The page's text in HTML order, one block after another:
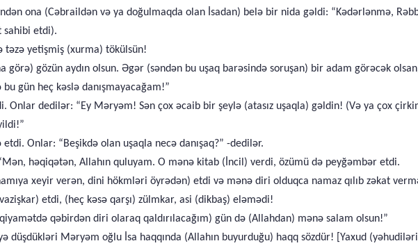
ona (Cəbraildən və ya doğulmaqda olan İsadan) belə bir nida gəldi: “Kədərlənmə,
sahibi etdi).
təzə yetişmiş (xurma) tökülsün!
görə) gözün aydın olsun. Əgər (səndən bu uşaq barəsində soruşan) bir adam görəcək
gün heç kəslə danışmayacağam!”
Onlar dedilər: “Ey Məryəm! Sən çox əcaib bir şeylə (atasız uşaqla) gəldin! (Və ya çox
Onlar: “Beşikdə olan uşaqla necə danışaq?” -dedilər.
həqiqətən, Allahın quluyam. O mənə kitab (İncil) verdi, özümü də peyğəmbər etdi.
xeyir verən, dini hökmləri öyrədən) etdi və mənə diri olduqca namaz qılıb zəkat
etdi, (heç kəsə qarşı) zülmkar, asi (dikbaş) eləmədi!
qəbirdən diri olaraq qaldırılacağım) gün də (Allahdan) mənə salam olsun!”
düşdükləri Məryəm oğlu İsa haqqında (Allahın buyurduğu) haqq sözdür! [Yaxud